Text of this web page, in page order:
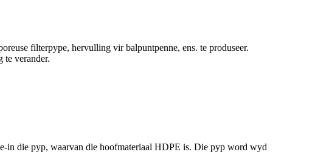
filterpype, hervulling vir balpuntpenne, ens. te produseer.
te verander.
in die pyp, waarvan die hoofmateriaal HDPE is. Die pyp word wyd